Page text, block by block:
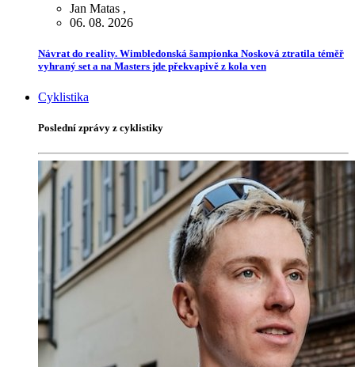
Jan Matas ,
06. 08. 2026
Návrat do reality. Wimbledonská šampionka Nosková ztratila téměř
vyhraný set a na Masters jde překvapivě z kola ven
Cyklistika
Poslední zprávy z cyklistiky